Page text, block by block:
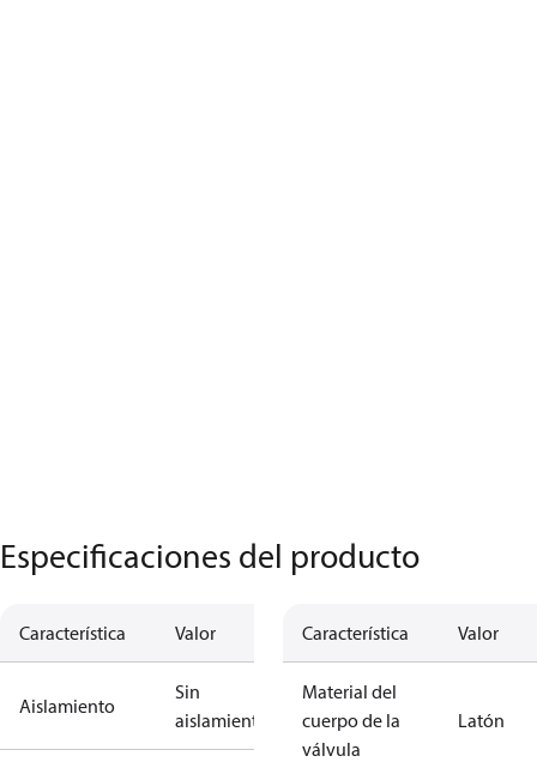
Especificaciones del producto
Característica Valor
Aislamiento
Sin
aislamiento
Característica Valor
Material del
cuerpo de la
válvula
Latón